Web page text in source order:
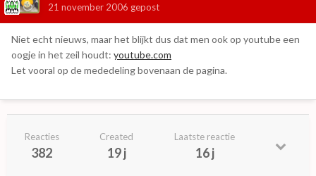
21 november 2006 gepost
Niet echt nieuws, maar het blijkt dus dat men ook op youtube een
oogje in het zeil houdt: youtube.com
Let vooral op de mededeling bovenaan de pagina.
Reacties
382
Created
19 j
Laatste reactie
16 j